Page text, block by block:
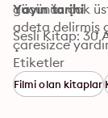
gücünün çok
adeta delirmiş
çaresizce
Yayın tarihi
Sesli Kitap: 30
Etiketler
Filmi olan kitaplar